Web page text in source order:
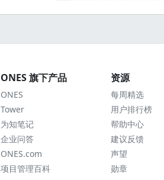
ONES 旗下产品
ONES
Tower
为知笔记
企业问答
ONES.com
项目管理百科
资源
每周精选
用户排行榜
帮助中心
建议反馈
声望
勋章